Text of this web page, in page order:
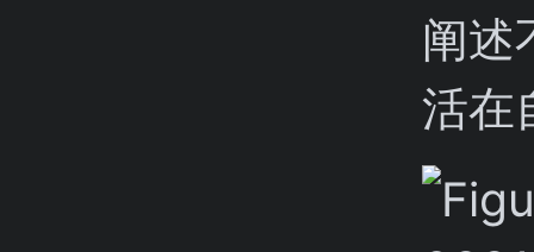
阐述
活在